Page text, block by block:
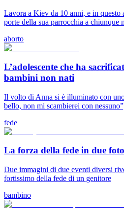
Lavora a Kiev da 10 anni, e in questo
porte della sua parrocchia a chiunque
aborto
L’adolescente che ha
bambini non nati
Il volto di Anna si è illuminato con
bello, non mi scambierei con
fede
La forza della fede in due
Due immagini di due eventi diversi
fortissimo della fede di un genitore
bambino